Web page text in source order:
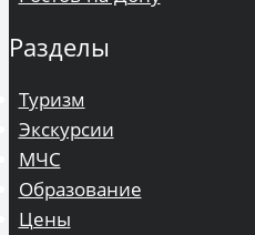
Разделы
Туризм
Экскурсии
МЧС
Образование
Цены